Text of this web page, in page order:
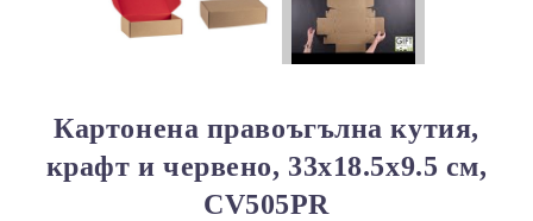
Картонена правоъгълна кутия,
крафт и червено, 33x18.5x9.5 см,
CV505PR